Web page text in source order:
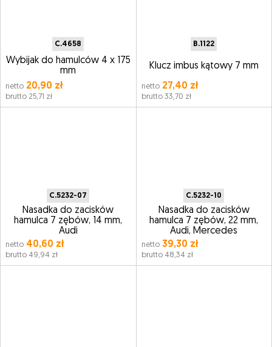
C.4658
Wybijak do hamulców 4 x 175
mm
netto 20,90 zł
brutto 25,71 zł
B.1122
Klucz imbus kątowy 7 mm
netto27,40 zł
brutto 33,70 zł
C.5232-07
Nasadka do zacisków
hamulca 7 zębów, 14 mm,
Audi
netto 40,60 zł
brutto 49,94 zł
C.5232-10
Nasadka do zacisków
hamulca 7 zębów, 22 mm,
Audi, Mercedes
netto39,30 zł
brutto 48,34 zł